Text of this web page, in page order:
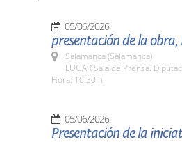
05/06/2026
presentación de la obra,
Salamanca (Salamanca)
LUGAR Sala de Prensa.
Hora: 10:30 h.
05/06/2026
Presentación de la